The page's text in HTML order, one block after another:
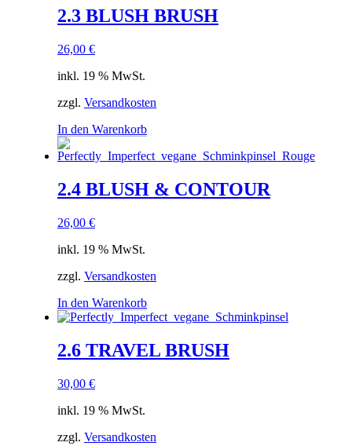
2.3 BLUSH BRUSH
26,00 €
inkl. 19 % MwSt.
zzgl. Versandkosten
In den Warenkorb
2.4 BLUSH & CONTOUR
26,00 €
inkl. 19 % MwSt.
zzgl. Versandkosten
In den Warenkorb
2.6 TRAVEL BRUSH
30,00 €
inkl. 19 % MwSt.
zzgl. Versandkosten